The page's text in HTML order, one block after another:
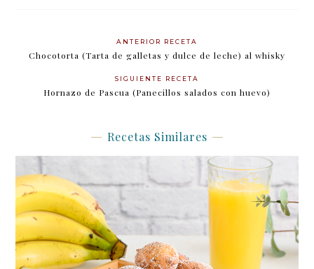
ANTERIOR RECETA
Chocotorta (Tarta de galletas y dulce de leche) al whisky
SIGUIENTE RECETA
Hornazo de Pascua (Panecillos salados con huevo)
Recetas Similares